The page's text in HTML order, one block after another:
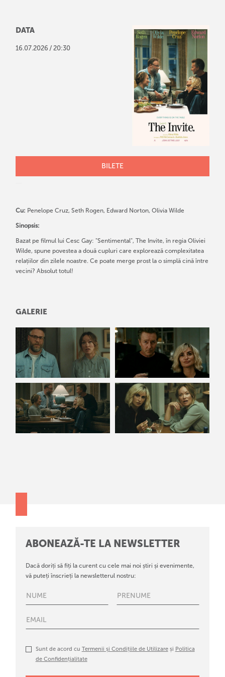
DATA
16.07.2026 / 20:30
BILETE
Cu: Penelope Cruz, Seth Rogen, Edward Norton, Olivia Wilde
Sinopsis:
Bazat pe filmul lui Cesc Gay: "Sentimental", The Invite, în regia Oliviei
Wilde, spune povestea a două cupluri care explorează complexitatea
relațiilor din zilele noastre. Ce poate merge prost la o simplă cină între
vecini? Absolut totul!
GALERIE
ABONEAZĂ-TE LA NEWSLETTER
Dacă doriți să fiți la curent cu cele mai noi știri și evenimente,
vă puteți înscrieți la newsletterul nostru:
Sunt de acord cu Termenii și Condițiile de Utilizareși Politica
de Confidențialitate